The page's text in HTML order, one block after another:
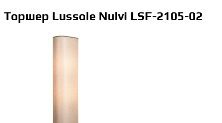
Торшер Lussole Nulvi LSF-2105-02